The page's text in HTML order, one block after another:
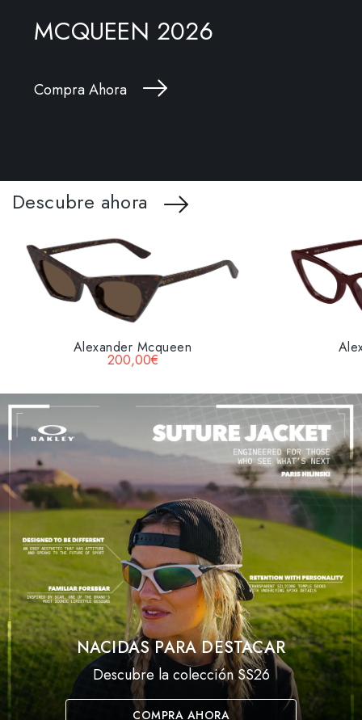
MCQUEEN 2026
Compra Ahora
Descubre ahora
Alexander Mcqueen
200,00€
NACIDAS PARA DESTACAR
Descubre la colección SS26
COMPRA AHORA